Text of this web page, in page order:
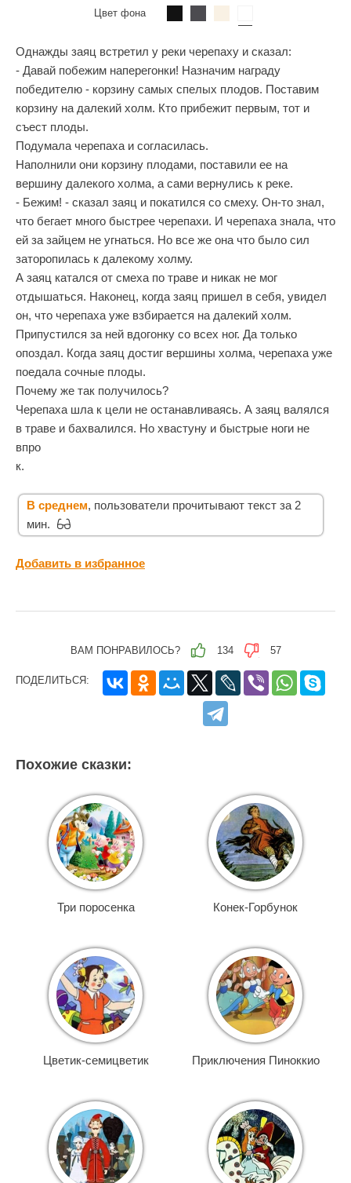
Цвет фона
Однажды заяц встретил у реки черепаху и сказал:
- Давай побежим наперегонки! Назначим награду
победителю - корзину самых спелых плодов. Поставим
корзину на далекий холм. Кто прибежит первым, тот и
съест плоды.
Подумала черепаха и согласилась.
Наполнили они корзину плодами, поставили ее на
вершину далекого холма, а сами вернулись к реке.
- Бежим! - сказал заяц и покатился со смеху. Он-то знал,
что бегает много быстрее черепахи. И черепаха знала, что
ей за зайцем не угнаться. Но все же она что было сил
заторопилась к далекому холму.
А заяц катался от смеха по траве и никак не мог
отдышаться. Наконец, когда заяц пришел в себя, увидел
он, что черепаха уже взбирается на далекий холм.
Припустился за ней вдогонку со всех ног. Да только
опоздал. Когда заяц достиг вершины холма, черепаха уже
поедала сочные плоды.
Почему же так получилось?
Черепаха шла к цели не останавливаясь. А заяц валялся
в траве и бахвалился. Но хвастуну и быстрые ноги не
впро
к.
В среднем, пользователи прочитывают текст за 2
мин.
Добавить в избранное
ВАМ ПОНРАВИЛОСЬ? 134 57
ПОДЕЛИТЬСЯ:
Похожие сказки:
Три поросенка Конек-Горбунок
Цветик-семицветик Приключения Пиноккио